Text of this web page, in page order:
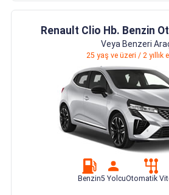
Renault Clio Hb. Benzin
Veya Benzeri
25 yaş ve üzeri / 2 yıllık
Benzin5 YolcuOtomatik